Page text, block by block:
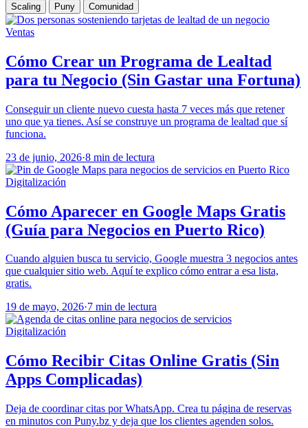
Scaling
Puny Comunidad
Ventas
Cómo Crear un Programa de Lealtad
para tu Negocio (Sin Gastar una Fortuna)
Conseguir un cliente nuevo cuesta hasta 7 veces más que retener
uno que ya tienes. Así se construye un programa de lealtad que sí
funciona.
23 de junio, 2026·8 min de lectura
Digitalización
Cómo Aparecer en Google Maps Gratis
(Guía para Negocios en Puerto Rico)
Cuando alguien busca tu servicio, Google muestra 3 negocios antes
que cualquier sitio web. Aquí te explico cómo entrar a esa lista,
gratis.
19 de mayo, 2026·7 min de lectura
Digitalización
Cómo Recibir Citas Online Gratis (Sin
Apps Complicadas)
Deja de coordinar citas por WhatsApp. Crea tu página de reservas
en minutos con Puny.bz y deja que los clientes agenden solos.